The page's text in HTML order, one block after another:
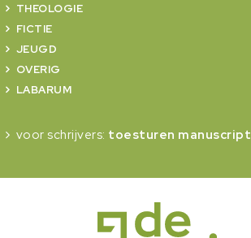
THEOLOGIE
FICTIE
JEUGD
OVERIG
LABARUM
voor schrijvers: toesturen manuscript